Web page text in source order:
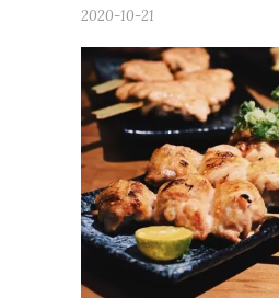
2020-10-21